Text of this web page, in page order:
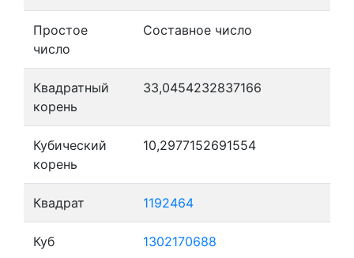
Простое
число
Составное число
Квадратный
корень
33,0454232837166
Кубический
корень
10,2977152691554
Квадрат 1192464
Куб 1302170688